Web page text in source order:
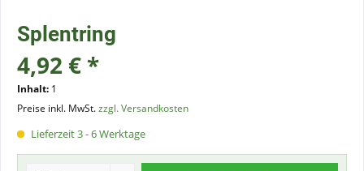
Splentring
4,92 € *
Inhalt: 1
Preise inkl. MwSt.zzgl. Versandkosten
Lieferzeit 3 - 6 Werktage